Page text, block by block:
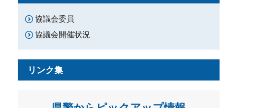
協議会委員
協議会開催状況
リンク集